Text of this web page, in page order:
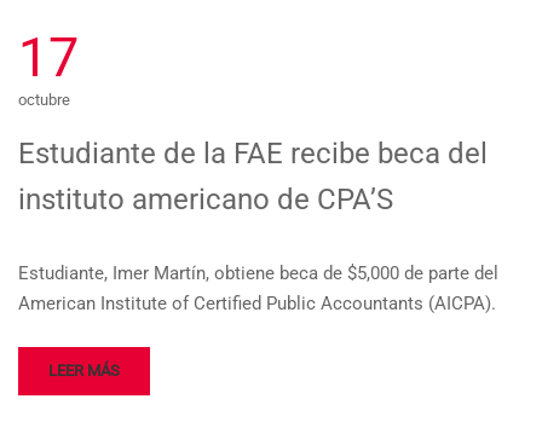
17
octubre
Estudiante de la FAE recibe beca del
instituto americano de CPA’S
Estudiante, Imer Martín, obtiene beca de $5,000 de parte del
American Institute of Certified Public Accountants (AICPA).
LEER MÁS